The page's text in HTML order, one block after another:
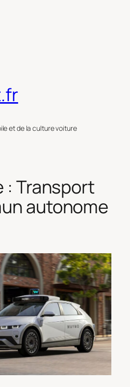
et de la culture voiture
: Transport
autonome